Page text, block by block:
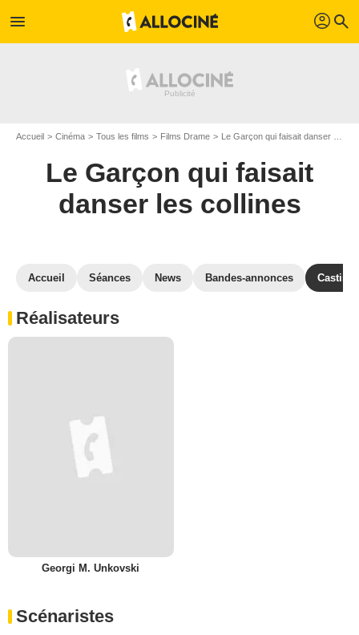
menu profil search
Accueil Cinéma Tous les films Films Drame Le Garçon qui faisait danser les collines
Le Garçon qui faisait
danser les collines
Accueil Séances News Bandes-annonces Casting
Réalisateurs
Georgi M. Unkovski
Scénaristes